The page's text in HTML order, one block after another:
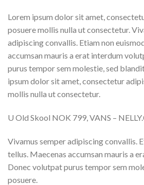
Lorem ipsum dolor sit amet,
posuere mollis nulla ut consectetur.
adipiscing convallis. Etiam non
accumsan mauris a erat interdum
purus tempor sem molestie, sed
ipsum dolor sit amet, consectetur
mollis nulla ut consectetur.
U Old Skool NOK 799, VANS –
Vivamus semper adipiscing convallis.
tellus. Maecenas accumsan mauris a
Donec volutpat purus tempor sem
posuere.